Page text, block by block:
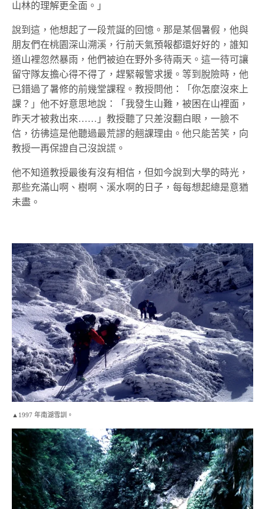
山林的理解更全面。」
說到這，他想起了一段荒誕的回憶。那是某個暑假，他與
朋友們在桃園深山溯溪，行前天氣預報都還好好的，誰知
道山裡忽然暴雨，他們被迫在野外多待兩天。這一待可讓
留守隊友擔心得不得了，趕緊報警求援。等到脫險時，他
已錯過了暑修的前幾堂課程。教授問他：「你怎麼沒來上
課？」他不好意思地說：「我發生山難，被困在山裡面，
昨天才被救出來……」教授聽了只差沒翻白眼，一臉不
信，彷彿這是他聽過最荒謬的翹課理由。他只能苦笑，向
教授一再保證自己沒說謊。
他不知道教授最後有沒有相信，但如今說到大學的時光，
那些充滿山啊、樹啊、溪水啊的日子，每每想起總是意猶
未盡。
▲1997 年南湖雪訓。